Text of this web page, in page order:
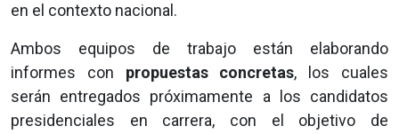
en el contexto nacional.
Ambos equipos de trabajo están elaborando
informes con propuestas concretas, los cuales
serán entregados próximamente a los candidatos
presidenciales en carrera, con el objetivo de